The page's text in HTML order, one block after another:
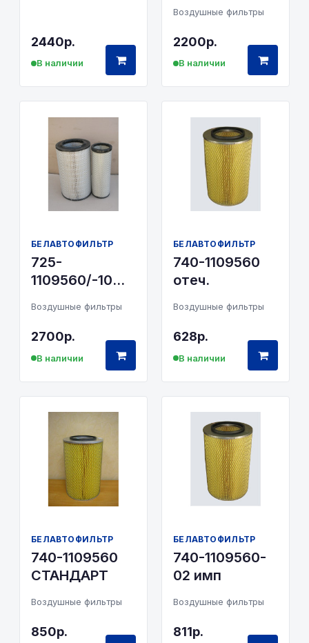
2440р.
В наличии
Воздушные фильтры
2200р.
В наличии
БЕЛАВТОФИЛЬТР
725-
1109560/-10
Воздушные фильтры
2700р.
В наличии
БЕЛАВТОФИЛЬТР
740-1109560
отеч.
Воздушные фильтры
628р.
В наличии
БЕЛАВТОФИЛЬТР
740-1109560
СТАНДАРТ
Воздушные фильтры
850р.
БЕЛАВТОФИЛЬТР
740-1109560-
02 имп
Воздушные фильтры
811р.